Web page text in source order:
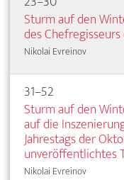
Sturm auf den
des
Nikolai Evreinov
31–52
Sturm auf den
auf die
Jahrestags der
unveröffentlichtes
Nikolai Evreinov